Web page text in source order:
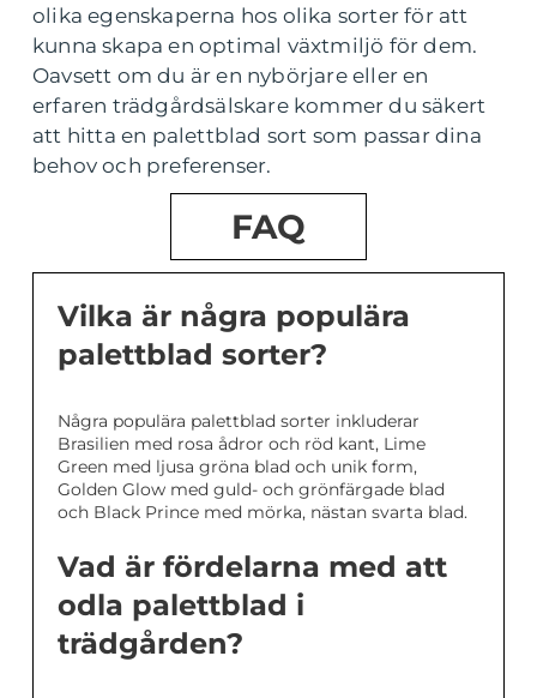
olika egenskaperna hos olika sorter för att
kunna skapa en optimal växtmiljö för dem.
Oavsett om du är en nybörjare eller en
erfaren trädgårdsälskare kommer du säkert
att hitta en palettblad sort som passar dina
behov och preferenser.
FAQ
Vilka är några populära
palettblad sorter?
Några populära palettblad sorter inkluderar
Brasilien med rosa ådror och röd kant, Lime
Green med ljusa gröna blad och unik form,
Golden Glow med guld- och grönfärgade blad
och Black Prince med mörka, nästan svarta blad.
Vad är fördelarna med att
odla palettblad i
trädgården?